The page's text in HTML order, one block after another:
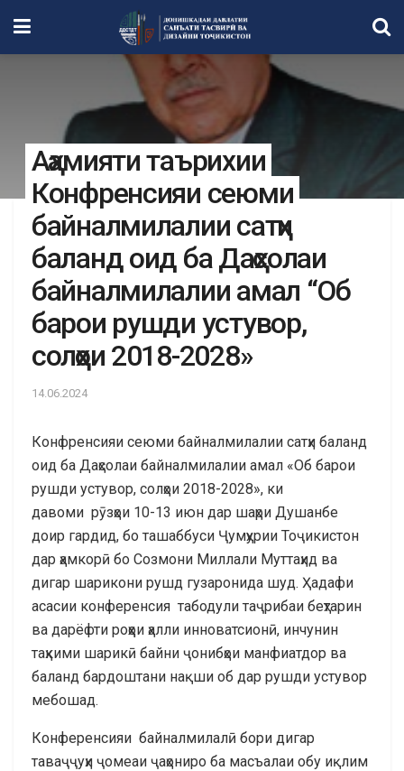
Аҳамияти таърихии
Конфренсияи сеюми
байналмилалии сатҳи
баланд оид ба Даҳсолаи
байналмилалии амал “Об
барои рушди устувор,
солҳои 2018-2028»
14.06.2024
Конфренсияи сеюми байналмилалии сатҳи баланд
оид ба Даҳсолаи байналмилалии амал «Об барои
рушди устувор, солҳои 2018-2028», ки
давоми рӯзҳои 10-13 июн дар шаҳри Душанбе
доир гардид, бо ташаббуси Ҷумҳурии Тоҷикистон
дар ҳамкорӣ бо Созмони Миллали Муттаҳид ва
дигар шарикони рушд гузаронида шуд. Ҳадафи
асасии конференсия табодули таҷрибаи беҳтарин
ва дарёфти роҳҳои ҳалли инноватсионӣ, инчунин
таҳкими шарикӣ байни ҷонибҳои манфиатдор ва
баланд бардоштани нақши об дар рушди устувор
мебошад.
Конференсияи байналмилалӣ бори дигар
таваҷҷуҳи ҷомеаи ҷаҳониро ба масъалаи обу иқлим